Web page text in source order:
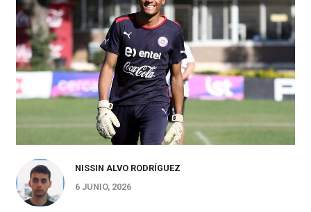
NISSIN ALVO RODRÍGUEZ
6 JUNIO, 2026